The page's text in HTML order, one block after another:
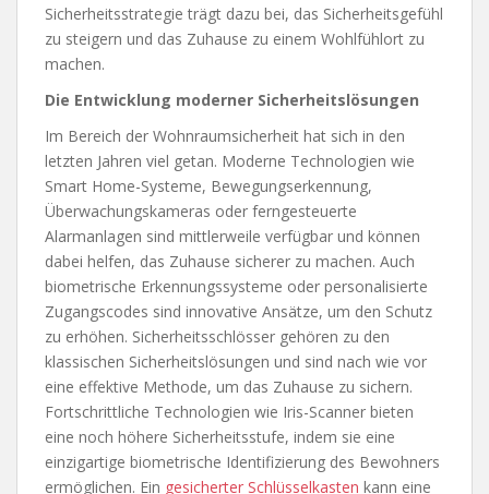
Sicherheitsstrategie trägt dazu bei, das Sicherheitsgefühl
zu steigern und das Zuhause zu einem Wohlfühlort zu
machen.
Die Entwicklung moderner Sicherheitslösungen
Im Bereich der Wohnraumsicherheit hat sich in den
letzten Jahren viel getan. Moderne Technologien wie
Smart Home-Systeme, Bewegungserkennung,
Überwachungskameras oder ferngesteuerte
Alarmanlagen sind mittlerweile verfügbar und können
dabei helfen, das Zuhause sicherer zu machen. Auch
biometrische Erkennungssysteme oder personalisierte
Zugangscodes sind innovative Ansätze, um den Schutz
zu erhöhen. Sicherheitsschlösser gehören zu den
klassischen Sicherheitslösungen und sind nach wie vor
eine effektive Methode, um das Zuhause zu sichern.
Fortschrittliche Technologien wie Iris-Scanner bieten
eine noch höhere Sicherheitsstufe, indem sie eine
einzigartige biometrische Identifizierung des Bewohners
ermöglichen. Ein gesicherter Schlüsselkasten kann eine